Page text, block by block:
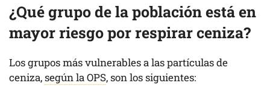
¿Qué grupo de la población está en
mayor riesgo por respirar ceniza?
Los grupos más vulnerables a las partículas de
ceniza,según la OPS, son los siguientes: